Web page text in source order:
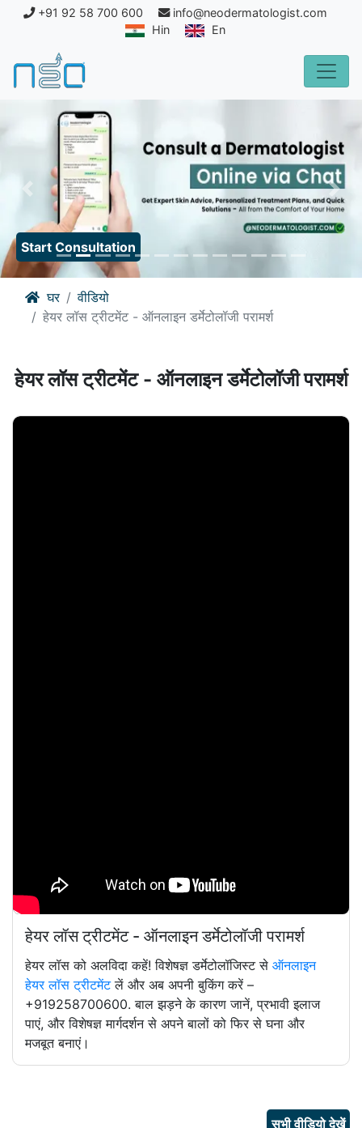
+91 92 58 700 600
info@neodermatologist.com
Hin
En
Start Consultation
Previous Next
घर
वीडियो
हेयर लॉस ट्रीटमेंट - ऑनलाइन डर्मेटोलॉजी परामर्श
हेयर लॉस ट्रीटमेंट - ऑनलाइन डर्मेटोलॉजी परामर्श
हेयर लॉस ट्रीटमेंट - ऑनलाइन डर्मेटोलॉजी परामर्श
हेयर लॉस को अलविदा कहें! विशेषज्ञ डर्मेटोलॉजिस्ट से ऑनलाइन
हेयर लॉस ट्रीटमेंटलें और अब अपनी बुकिंग करें –
+919258700600. बाल झड़ने के कारण जानें, प्रभावी इलाज
पाएं, और विशेषज्ञ मार्गदर्शन से अपने बालों को फिर से घना और
मजबूत बनाएं।
सभी वीडियो देखें